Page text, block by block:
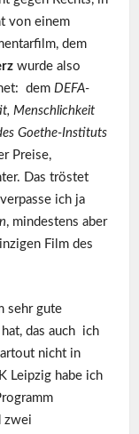
von einem
dem
wurde also
dem DEFA-
Menschlichkeit
Goethe-Instituts
Preise,
Das tröstet
ich ja
, mindestens aber
Film des
sehr gute
das auch ich
nicht in
Leipzig habe ich
zwei